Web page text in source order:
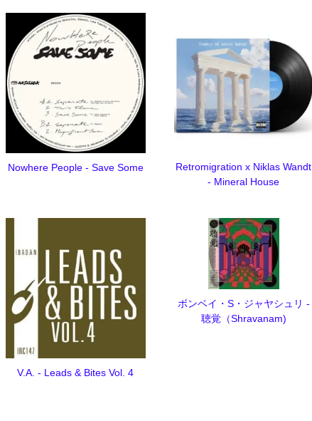
Nowhere People - Save Some
Retromigration x Niklas Wandt
- Mineral House
V.A. - Leads & Bites Vol. 4
ボンベイ・S・ジャヤシュリ -
聴覚（Shravanam)